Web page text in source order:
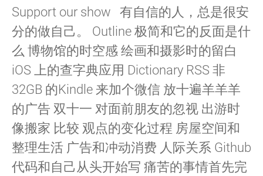
Support our show 有自信的人，总是很安
分的做自己。 Outline 极简和它的反面是什
么 博物馆的时空感 绘画和摄影时的留白
iOS 上的查字典应用 Dictionary RSS 非
32GB 的Kindle 来加个微信 放十遍羊羊羊
的广告 双十一 对面前朋友的忽视 出游时
像搬家 比较 观点的变化过程 房屋空间和
整理生活 广告和冲动消费 人际关系 Github
代码和自己从头开始写 痛苦的事情首先完